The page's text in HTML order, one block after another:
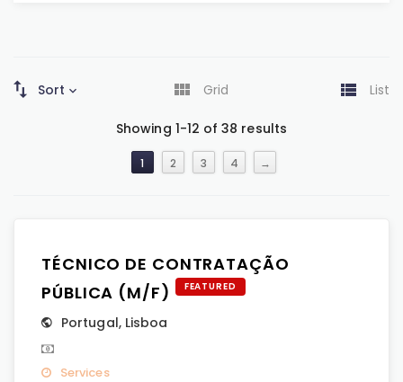
Sort Grid List
Showing 1-12 of 38 results
1 2 3 4 →
TÉCNICO DE CONTRATAÇÃO
PÚBLICA (M/F)
FEATURED
Portugal, Lisboa
Services